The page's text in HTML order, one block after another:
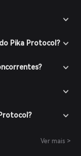
Pika Protocol?
Ver mais >